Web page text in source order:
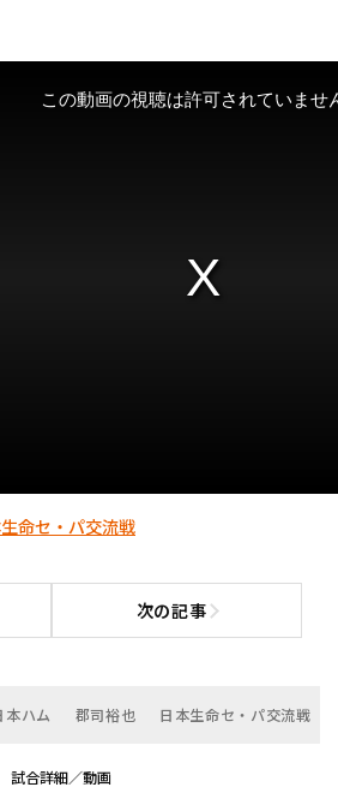
よくある質問
命セ・パ交流戦
次の記事次の記事へ
本ハム 郡司裕也 日本生命セ・パ交流戦
試合詳細／動画